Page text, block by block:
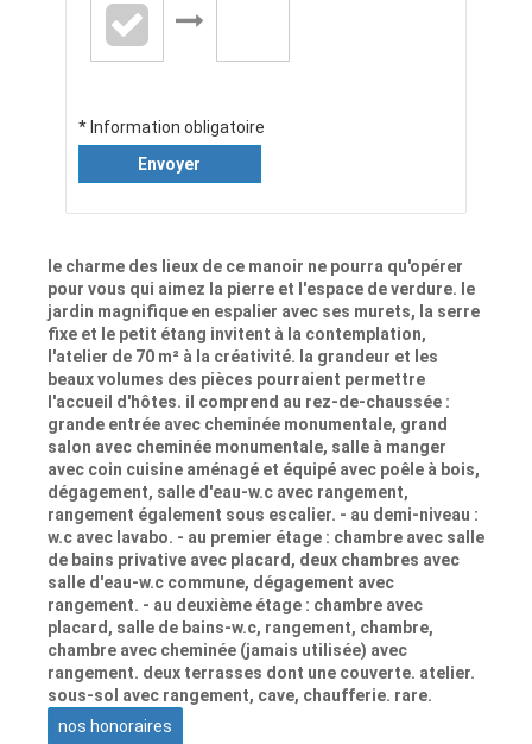
* Information obligatoire
Envoyer
le charme des lieux de ce manoir ne pourra qu'opérer
pour vous qui aimez la pierre et l'espace de verdure. le
jardin magnifique en espalier avec ses murets, la serre
fixe et le petit étang invitent à la contemplation,
l'atelier de 70 m² à la créativité. la grandeur et les
beaux volumes des pièces pourraient permettre
l'accueil d'hôtes. il comprend au rez-de-chaussée :
grande entrée avec cheminée monumentale, grand
salon avec cheminée monumentale, salle à manger
avec coin cuisine aménagé et équipé avec poêle à bois,
dégagement, salle d'eau-w.c avec rangement,
rangement également sous escalier. - au demi-niveau :
w.c avec lavabo. - au premier étage : chambre avec salle
de bains privative avec placard, deux chambres avec
salle d'eau-w.c commune, dégagement avec
rangement. - au deuxième étage : chambre avec
placard, salle de bains-w.c, rangement, chambre,
chambre avec cheminée (jamais utilisée) avec
rangement. deux terrasses dont une couverte. atelier.
sous-sol avec rangement, cave, chaufferie. rare.
nos honoraires